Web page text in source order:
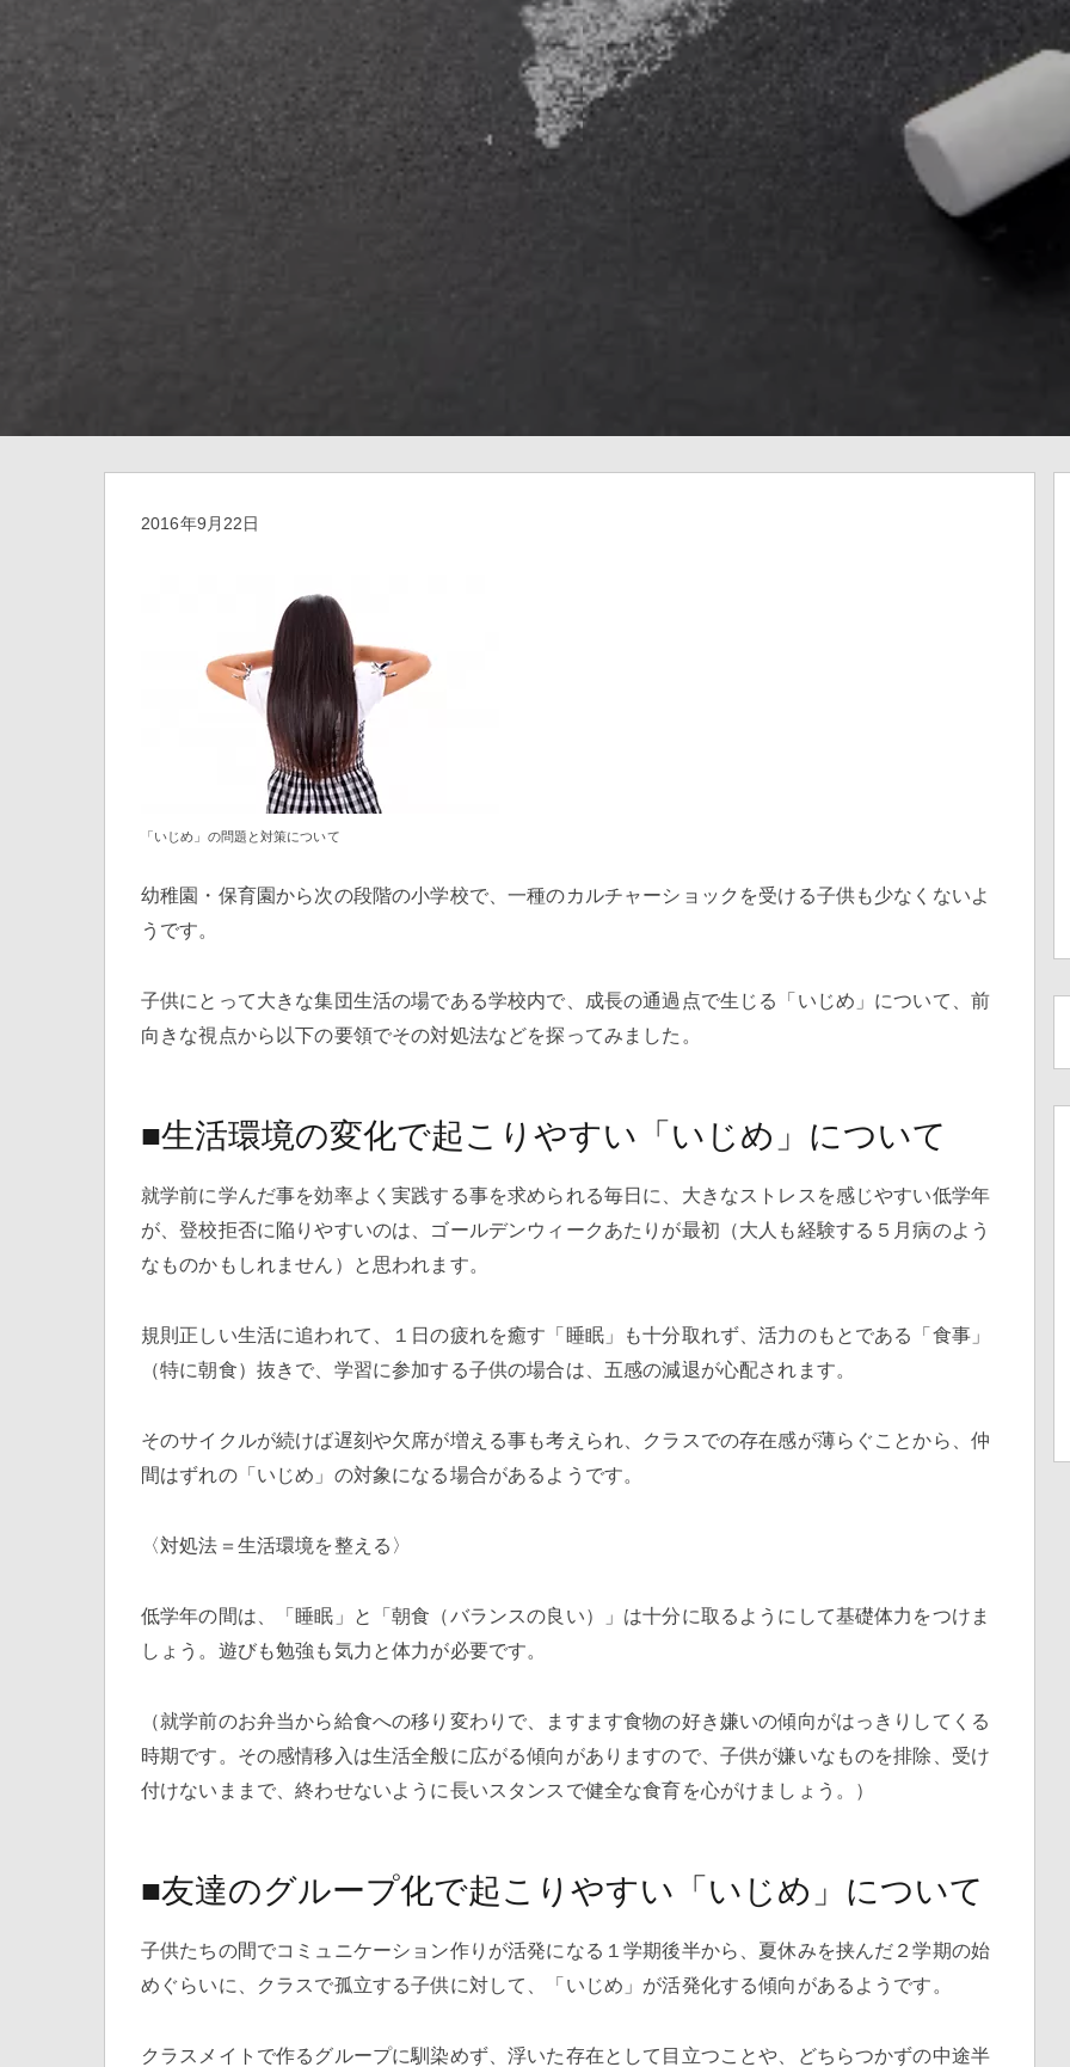
2016年9月22日
「いじめ」の問題と対策について
幼稚園・保育園から次の段階の小学校で、一種のカルチャーショックを受ける子供も少なくないよ
うです。
子供にとって大きな集団生活の場である学校内で、成長の通過点で生じる「いじめ」について、前
向きな視点から以下の要領でその対処法などを探ってみました。
■生活環境の変化で起こりやすい「いじめ」について
就学前に学んだ事を効率よく実践する事を求められる毎日に、大きなストレスを感じやすい低学年
が、登校拒否に陥りやすいのは、ゴールデンウィークあたりが最初（大人も経験する５月病のよう
なものかもしれません）と思われます。
規則正しい生活に追われて、１日の疲れを癒す「睡眠」も十分取れず、活力のもとである「食事」
（特に朝食）抜きで、学習に参加する子供の場合は、五感の減退が心配されます。
そのサイクルが続けば遅刻や欠席が増える事も考えられ、クラスでの存在感が薄らぐことから、仲
間はずれの「いじめ」の対象になる場合があるようです。
〈対処法＝生活環境を整える〉
低学年の間は、「睡眠」と「朝食（バランスの良い）」は十分に取るようにして基礎体力をつけま
しょう。遊びも勉強も気力と体力が必要です。
（就学前のお弁当から給食への移り変わりで、ますます食物の好き嫌いの傾向がはっきりしてくる
時期です。その感情移入は生活全般に広がる傾向がありますので、子供が嫌いなものを排除、受け
付けないままで、終わせないように長いスタンスで健全な食育を心がけましょう。）
■友達のグループ化で起こりやすい「いじめ」について
子供たちの間でコミュニケーション作りが活発になる１学期後半から、夏休みを挟んだ２学期の始
めぐらいに、クラスで孤立する子供に対して、「いじめ」が活発化する傾向があるようです。
クラスメイトで作るグループに馴染めず、浮いた存在として目立つことや、どちらつかずの中途半